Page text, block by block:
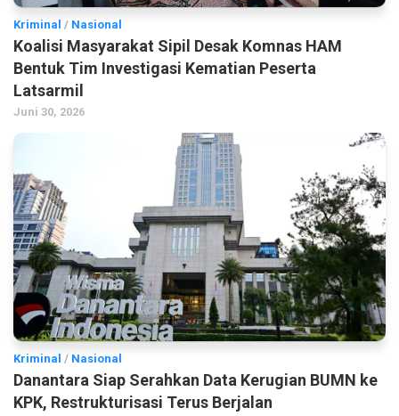
Kriminal / Nasional
Koalisi Masyarakat Sipil Desak Komnas HAM
Bentuk Tim Investigasi Kematian Peserta
Latsarmil
Juni 30, 2026
Kriminal / Nasional
Danantara Siap Serahkan Data Kerugian BUMN ke
KPK, Restrukturisasi Terus Berjalan